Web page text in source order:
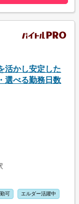
活かし安定した
選べる勤務日数
可 エルダー活躍中